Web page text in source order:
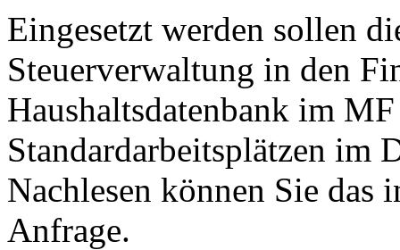
Eingesetzt werden sollen
Steuerverwaltung in den
Haushaltsdatenbank im
Standardarbeitsplätzen im
Nachlesen können Sie
Anfrage.